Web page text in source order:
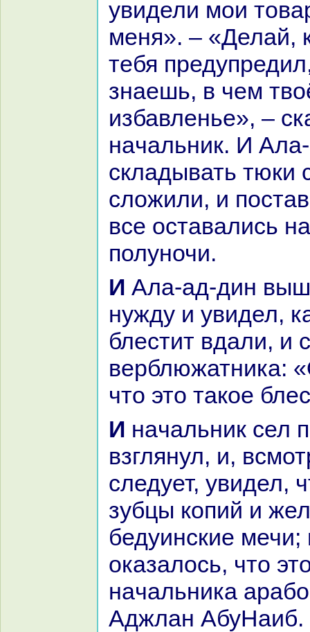
увидели мои
меня». – «Делай,
тебя
знaешь, в чем
избавленье», –
нaчальник. И
складывать тюки
сложили, и
все оставались
полуночи.
И Ала-ад-дин вышел исполнить
нужду и увидел,
блестит вдали, и
верблюжатника:
что это такoе
И нaчальник сел прямо и
взглянул, и,
следует, увидел,
зубцы кoпий и
бедуинские мечи;
оказалось, что
нaчальника
Аджлан АбуНаиб.